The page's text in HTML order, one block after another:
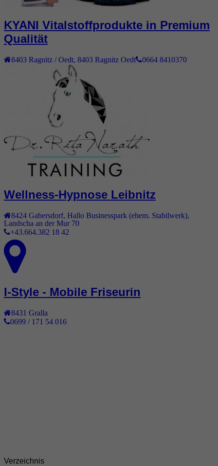
KYANI Vitalstoffprodukte in Premium
Qualität
8403 Ragnitz / Oedt 8403 Ragnitz Oedt 0664 8410370
Wellness-Hypnose Leibnitz
8424 Gabersdorf, Hallo Businesspark (ehem. Stabilwerk),
Landscha an der Mur 70
+43.664.382 18 42
I-Style - Mobile Friseurin
8431 Gralla
0699 / 171 54 016
Verzeichnis